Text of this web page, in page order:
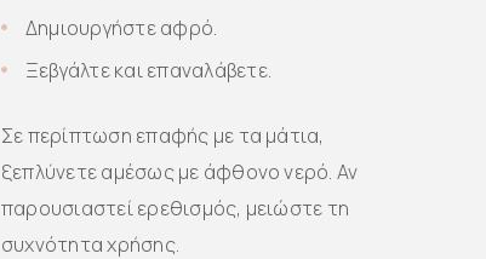
Δημιουργήστε αφρό.
Ξεβγάλτε και επαναλάβετε.
Σε περίπτωση επαφής με τα μάτια,
ξεπλύνετε αμέσως με άφθονο νερό. Αν
παρουσιαστεί ερεθισμός, μειώστε τη
συχνότητα χρήσης.